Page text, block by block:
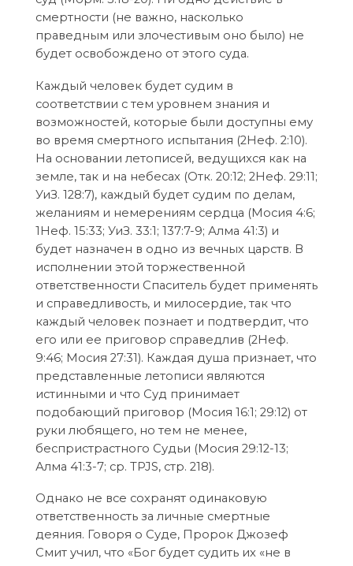
смертности (не важно, насколько
праведным или злочестивым оно было) не
будет освобождено от этого суда.
Каждый человек будет судим в
соответствии с тем уровнем знания и
возможностей, которые были доступны ему
во время смертного испытания (2Неф. 2:10).
На основании летописей, ведущихся как на
земле, так и на небесах (Отк. 20:12; 2Неф. 29:11;
УиЗ. 128:7), каждый будет судим по делам,
желаниям и немерениям сердца (Мосия 4:6;
1Неф. 15:33; УиЗ. 33:1; 137:7-9; Алма 41:3) и
будет назначен в одно из вечных царств. В
исполнении этой торжественной
ответственности Спаситель будет применять
и справедливость, и милосердие, так что
каждый человек познает и подтвердит, что
его или ее приговор справедлив (2Неф.
9:46; Мосия 27:31). Каждая душа признает, что
представленные летописи являются
истинными и что Суд принимает
подобающий приговор (Мосия 16:1; 29:12) от
руки любящего, но тем не менее,
беспристрастного Судьи (Мосия 29:12-13;
Алма 41:3-7; ср. TPJS, стр. 218).
Однако не все сохранят одинаковую
ответственность за личные смертные
деяния. Говоря о Суде, Пророк Джозеф
Смит учил, что «Бог будет судить их «не в